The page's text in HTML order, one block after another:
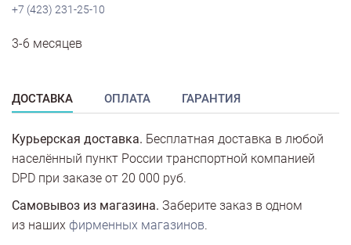
+7 (423) 231-25-10
3-6 месяцев
ДОСТАВКА ОПЛАТА ГАРАНТИЯ
Курьерская доставка. Бесплатная доставка в любой
населённый пункт России транспортной компанией
DPD при заказе от 20 000 руб.
Самовывоз из магазина. Заберите заказ в одном
из наших фирменных магазинов.